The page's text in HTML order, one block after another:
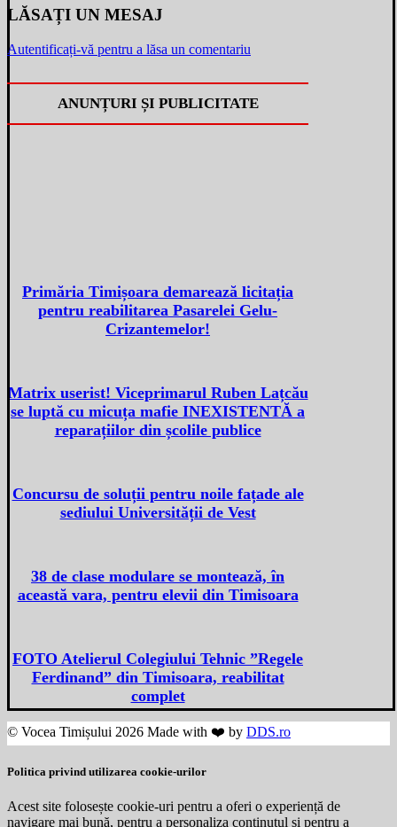
LĂSAȚI UN MESAJ
Autentificați-vă pentru a lăsa un comentariu
ANUNȚURI ȘI PUBLICITATE
Primăria Timișoara demarează licitația
pentru reabilitarea Pasarelei Gelu-
Crizantemelor!
Matrix userist! Viceprimarul Ruben Lațcău
se luptă cu micuța mafie INEXISTENTĂ a
reparațiilor din școlile publice
Concursu de soluții pentru noile fațade ale
sediului Universității de Vest
38 de clase modulare se montează, în
această vara, pentru elevii din Timisoara
FOTO Atelierul Colegiului Tehnic ”Regele
Ferdinand” din Timisoara, reabilitat
complet
© Vocea Timișului 2026 Made with ❤️ by DDS.ro
Politica privind utilizarea cookie-urilor
Acest site folosește cookie-uri pentru a oferi o experiență de
navigare mai bună, pentru a personaliza conținutul și pentru a